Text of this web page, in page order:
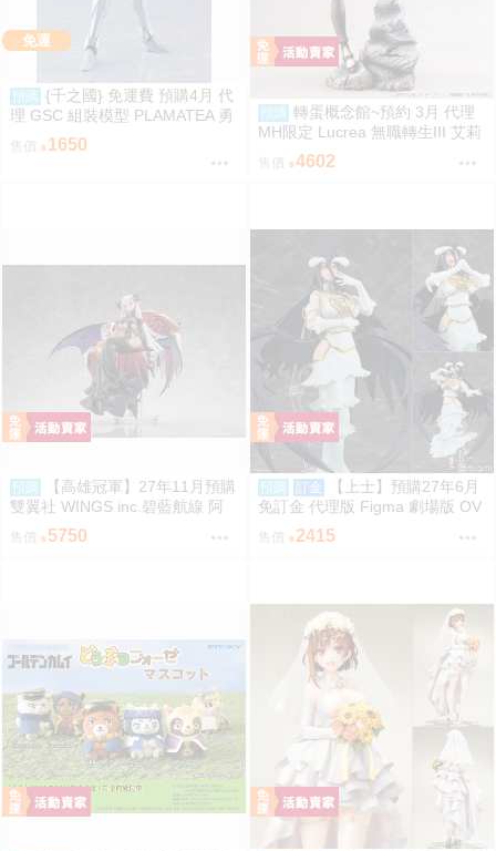
免運
預購
{千之國} 免運費 預購4月 代
理 GSC 組裝模型 PLAMATEA 勇
者王 獅子王凱 約16公分 9月10日
截止
售價 1650
預購
轉蛋概念館~預約 3月 代理
MH限定 Lucrea 無職轉生III 艾莉
絲 高約27公分 超商付款免訂金
4602
預購
【高雄冠軍】27年11月預購
雙翼社 WINGS inc.碧藍航線 阿
爾比恩 銀月下的夜之眷屬 1/7 免
訂金
售價 5750
預購 訂金
【上士】預購27年6月
免訂金 代理版 Figma 劇場版 OV
ERLORD 聖王國篇 雅兒貝德
售價 2415